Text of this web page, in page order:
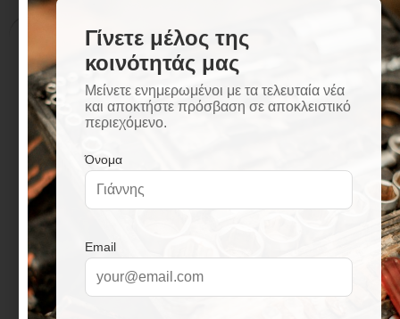
Περιγραφή
Μηχανισμός κεραμικών δίσκων
Τοποθέτηση σε τοίχο
M24x1 φίλτρο
G½ απόσταση έκκεντρης σύνδεσης 150 ±
20mm
σπιράλ σύνδεσης